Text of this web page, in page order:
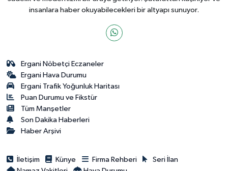
insanlara haber okuyabilecekleri bir altyapı sunuyor.
Ergani Nöbetçi Eczaneler
Ergani Hava Durumu
Ergani Trafik Yoğunluk Haritası
Puan Durumu ve Fikstür
Tüm Manşetler
Son Dakika Haberleri
Haber Arşivi
İletişim Künye Firma Rehberi
Seri İlan